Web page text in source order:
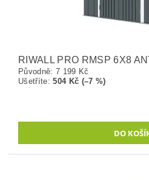
RIWALL PRO RMSP 6X8
Původně: 7 199 Kč
Ušetříte:504 Kč (–7 %)